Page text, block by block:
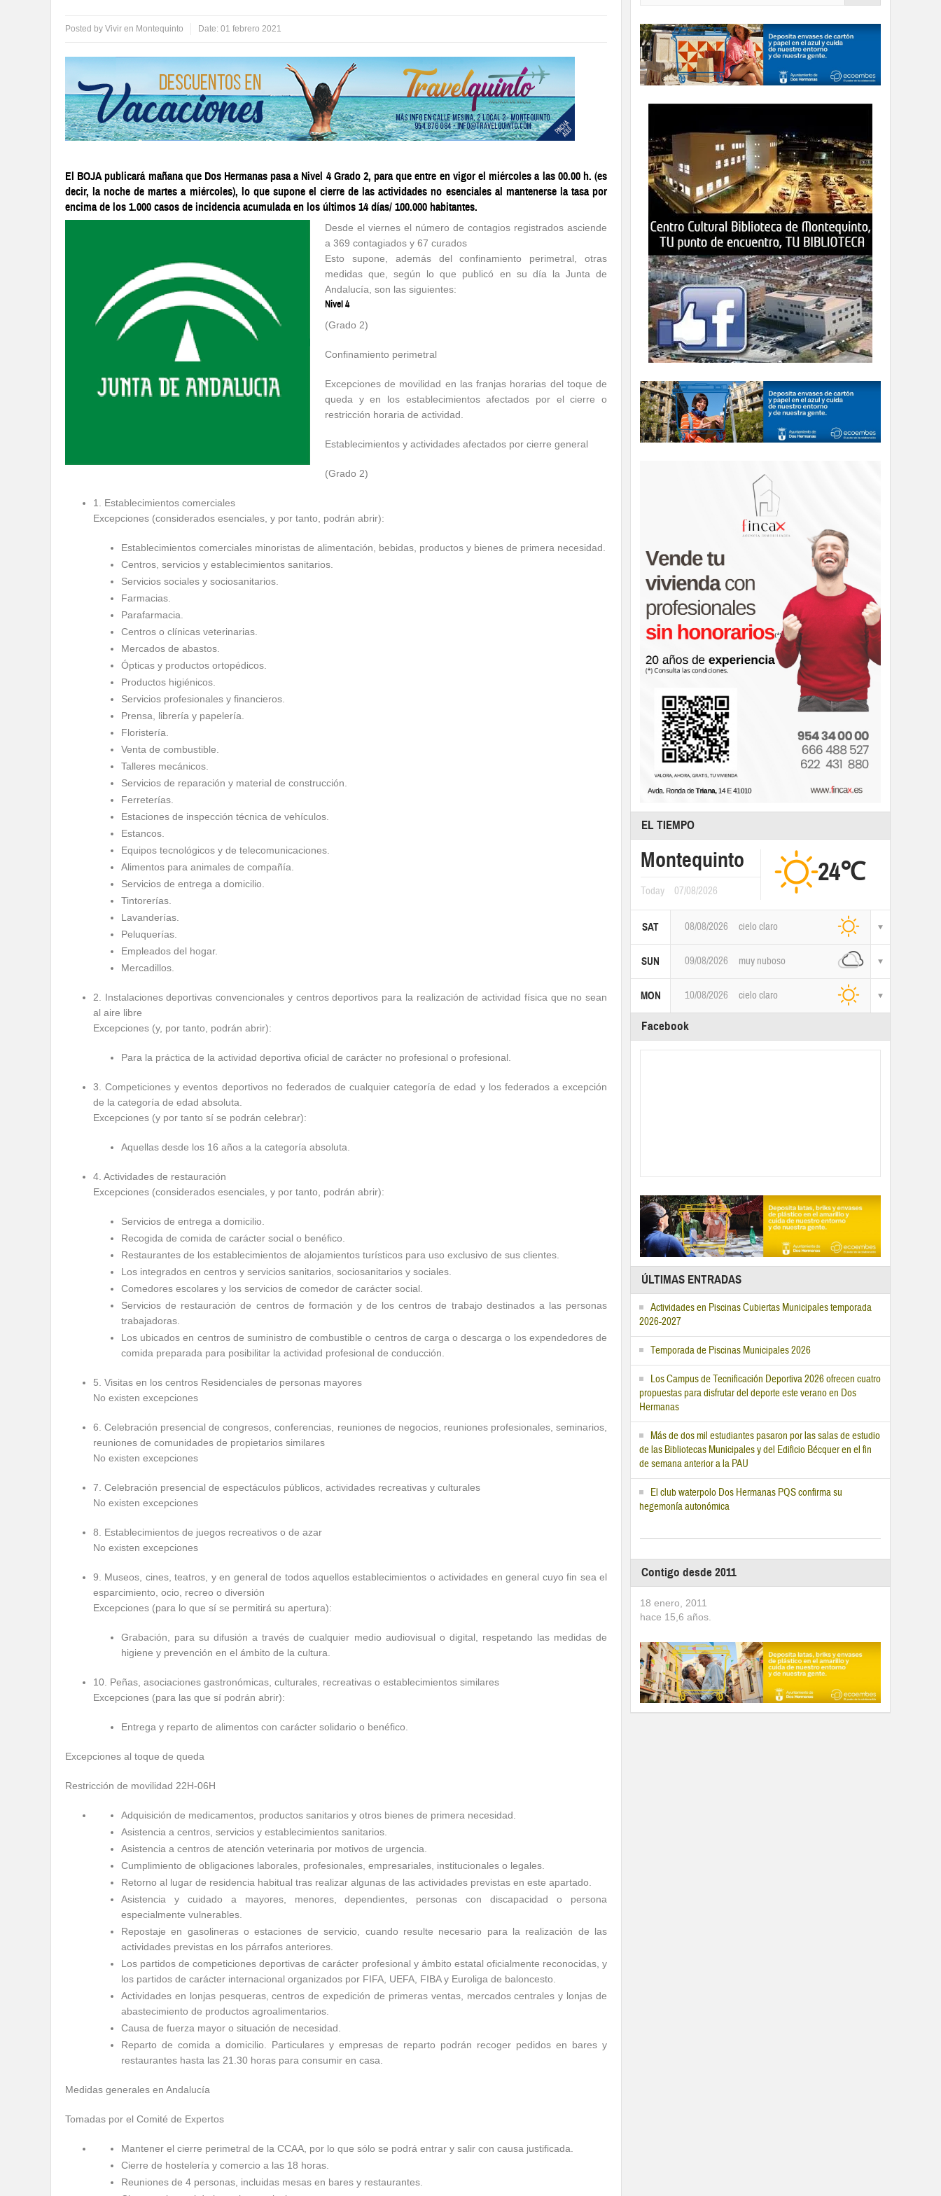
Posted by Vivir en Montequinto Date: 01 febrero 2021
El BOJA publicará mañana que Dos Hermanas pasa a Nivel 4 Grado 2, para que entre en vigor el miércoles a las 00.00 h. (es
decir, la noche de martes a miércoles), lo que supone el cierre de las actividades no esenciales al mantenerse la tasa por
encima de los 1.000 casos de incidencia acumulada en los últimos 14 días/ 100.000 habitantes.
Desde el viernes el número de contagios registrados asciende
a 369 contagiados y 67 curados
Esto supone, además del confinamiento perimetral, otras
medidas que, según lo que publicó en su día la Junta de
Andalucía, son las siguientes:
Nivel 4
(Grado 2)
Confinamiento perimetral
Excepciones de movilidad en las franjas horarias del toque de
queda y en los establecimientos afectados por el cierre o
restricción horaria de actividad.
Establecimientos y actividades afectados por cierre general
(Grado 2)
1. Establecimientos comerciales
Excepciones (considerados esenciales, y por tanto, podrán abrir):
Establecimientos comerciales minoristas de alimentación, bebidas, productos y bienes de primera necesidad.
Centros, servicios y establecimientos sanitarios.
Servicios sociales y sociosanitarios.
Farmacias.
Parafarmacia.
Centros o clínicas veterinarias.
Mercados de abastos.
Ópticas y productos ortopédicos.
Productos higiénicos.
Servicios profesionales y financieros.
Prensa, librería y papelería.
Floristería.
Venta de combustible.
Talleres mecánicos.
Servicios de reparación y material de construcción.
Ferreterías.
Estaciones de inspección técnica de vehículos.
Estancos.
Equipos tecnológicos y de telecomunicaciones.
Alimentos para animales de compañía.
Servicios de entrega a domicilio.
Tintorerías.
Lavanderías.
Peluquerías.
Empleados del hogar.
Mercadillos.
2. Instalaciones deportivas convencionales y centros deportivos para la realización de actividad física que no sean
al aire libre
Excepciones (y, por tanto, podrán abrir):
Para la práctica de la actividad deportiva oficial de carácter no profesional o profesional.
3. Competiciones y eventos deportivos no federados de cualquier categoría de edad y los federados a excepción
de la categoría de edad absoluta.
Excepciones (y por tanto sí se podrán celebrar):
Aquellas desde los 16 años a la categoría absoluta.
4. Actividades de restauración
Excepciones (considerados esenciales, y por tanto, podrán abrir):
Servicios de entrega a domicilio.
Recogida de comida de carácter social o benéfico.
Restaurantes de los establecimientos de alojamientos turísticos para uso exclusivo de sus clientes.
Los integrados en centros y servicios sanitarios, sociosanitarios y sociales.
Comedores escolares y los servicios de comedor de carácter social.
Servicios de restauración de centros de formación y de los centros de trabajo destinados a las personas
trabajadoras.
Los ubicados en centros de suministro de combustible o centros de carga o descarga o los expendedores de
comida preparada para posibilitar la actividad profesional de conducción.
5. Visitas en los centros Residenciales de personas mayores
No existen excepciones
6. Celebración presencial de congresos, conferencias, reuniones de negocios, reuniones profesionales, seminarios,
reuniones de comunidades de propietarios similares
No existen excepciones
7. Celebración presencial de espectáculos públicos, actividades recreativas y culturales
No existen excepciones
8. Establecimientos de juegos recreativos o de azar
No existen excepciones
9. Museos, cines, teatros, y en general de todos aquellos establecimientos o actividades en general cuyo fin sea el
esparcimiento, ocio, recreo o diversión
Excepciones (para lo que sí se permitirá su apertura):
Grabación, para su difusión a través de cualquier medio audiovisual o digital, respetando las medidas de
higiene y prevención en el ámbito de la cultura.
10. Peñas, asociaciones gastronómicas, culturales, recreativas o establecimientos similares
Excepciones (para las que sí podrán abrir):
Entrega y reparto de alimentos con carácter solidario o benéfico.
Excepciones al toque de queda
Restricción de movilidad 22H-06H
Adquisición de medicamentos, productos sanitarios y otros bienes de primera necesidad.
Asistencia a centros, servicios y establecimientos sanitarios.
Asistencia a centros de atención veterinaria por motivos de urgencia.
Cumplimiento de obligaciones laborales, profesionales, empresariales, institucionales o legales.
Retorno al lugar de residencia habitual tras realizar algunas de las actividades previstas en este apartado.
Asistencia y cuidado a mayores, menores, dependientes, personas con discapacidad o persona
especialmente vulnerables.
Repostaje en gasolineras o estaciones de servicio, cuando resulte necesario para la realización de las
actividades previstas en los párrafos anteriores.
Los partidos de competiciones deportivas de carácter profesional y ámbito estatal oficialmente reconocidas, y
los partidos de carácter internacional organizados por FIFA, UEFA, FIBA y Euroliga de baloncesto.
Actividades en lonjas pesqueras, centros de expedición de primeras ventas, mercados centrales y lonjas de
abastecimiento de productos agroalimentarios.
Causa de fuerza mayor o situación de necesidad.
Reparto de comida a domicilio. Particulares y empresas de reparto podrán recoger pedidos en bares y
restaurantes hasta las 21.30 horas para consumir en casa.
Medidas generales en Andalucía
Tomadas por el Comité de Expertos
Mantener el cierre perimetral de la CCAA, por lo que sólo se podrá entrar y salir con causa justificada.
Cierre de hostelería y comercio a las 18 horas.
Reuniones de 4 personas, incluidas mesas en bares y restaurantes.
EL TIEMPO
Montequinto
Today 07/08/2026
24℃
SAT 08/08/2026 cielo claro
SUN 09/08/2026 muy nuboso
MON 10/08/2026 cielo claro
Facebook
ÚLTIMAS ENTRADAS
Actividades en Piscinas Cubiertas Municipales temporada
2026-2027
Temporada de Piscinas Municipales 2026
Los Campus de Tecnificación Deportiva 2026 ofrecen cuatro
propuestas para disfrutar del deporte este verano en Dos
Hermanas
Más de dos mil estudiantes pasaron por las salas de estudio
de las Bibliotecas Municipales y del Edificio Bécquer en el fin
de semana anterior a la PAU
El club waterpolo Dos Hermanas PQS confirma su
hegemonía autonómica
Contigo desde 2011
18 enero, 2011
hace 15,6 años.